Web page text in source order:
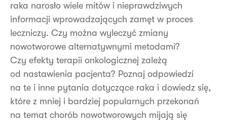
raka narosło wiele mitów i nieprawdziwych
informacji wprowadzających zamęt w proces
leczniczy. Czy można wyleczyć zmiany
nowotworowe alternatywnymi metodami?
Czy efekty terapii onkologicznej zależą
od nastawienia pacjenta? Poznaj odpowiedzi
na te i inne pytania dotyczące raka i dowiedz się,
które z mniej i bardziej popularnych przekonań
na temat chorób nowotworowych mijają się